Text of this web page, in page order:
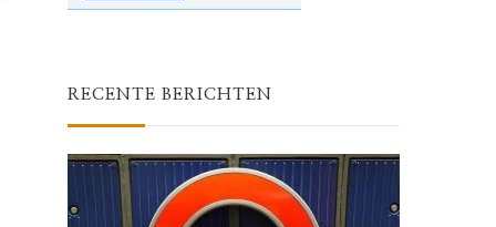
RECENTE BERICHTEN